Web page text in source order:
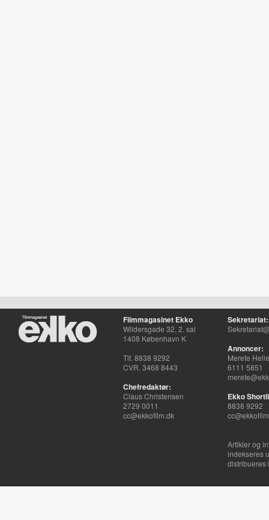
Filmmagasinet Ekko
Wildersgade 32, 2. sal
1408 København K
Tlf. 8838 9292
CVR. 3468 8443
Chefredaktør:
Claus Christensen
2729 0011
cc@ekkofilm.dk
Sekretariat:
Annoncer:
Merete
6111 5851
Ekko
8838 9292
Artikler og
indekseres
distribueres